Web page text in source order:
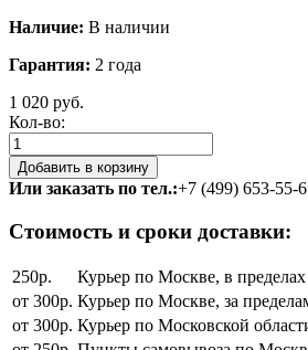
Наличие: В наличии
Гарантия: 2 года
1 020 руб.
Кол-во:
Или заказать по тел.:+7 (499) 653-55-
Стоимость и сроки доставки:
250р. Курьер по Москве, в
от 300р. Курьер по Москве, за
от 300р. Курьер по Московской